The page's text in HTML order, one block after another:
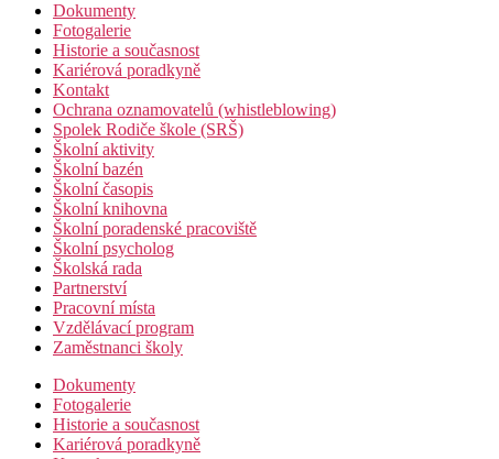
Dokumenty
Fotogalerie
Historie a současnost
Kariérová poradkyně
Kontakt
Ochrana oznamovatelů (whistleblowing)
Spolek Rodiče škole (SRŠ)
Školní aktivity
Školní bazén
Školní časopis
Školní knihovna
Školní poradenské pracoviště
Školní psycholog
Školská rada
Partnerství
Pracovní místa
Vzdělávací program
Zaměstnanci školy
Dokumenty
Fotogalerie
Historie a současnost
Kariérová poradkyně